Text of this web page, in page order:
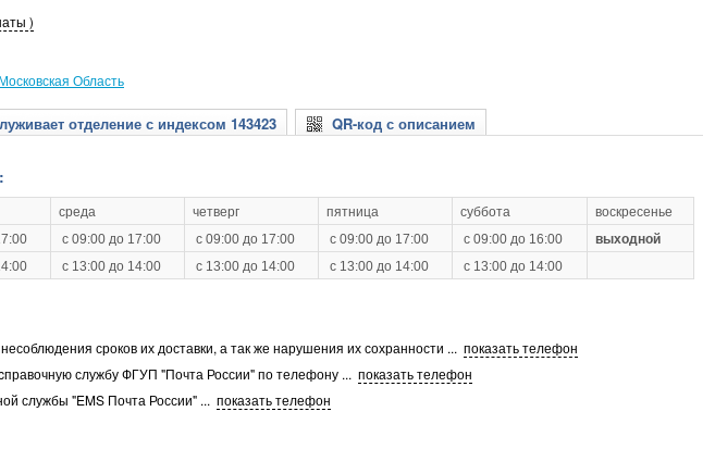
)
Область
отделение с индексом 143423 QR-код с описанием
среда четверг пятница суббота
воскресенье
с 09:00 до 17:00 с 09:00 до 17:00 с 09:00 до 17:00 с 09:00 до 16:00
выходной
с 13:00 до 14:00 с 13:00 до 14:00 с 13:00 до 14:00 с 13:00 до 14:00
сроков их доставки, а так же нарушения их сохранности ... показать телефон
службу ФГУП "Почта России" по телефону ... показать телефон
службы "EMS Почта России" ... показать телефон